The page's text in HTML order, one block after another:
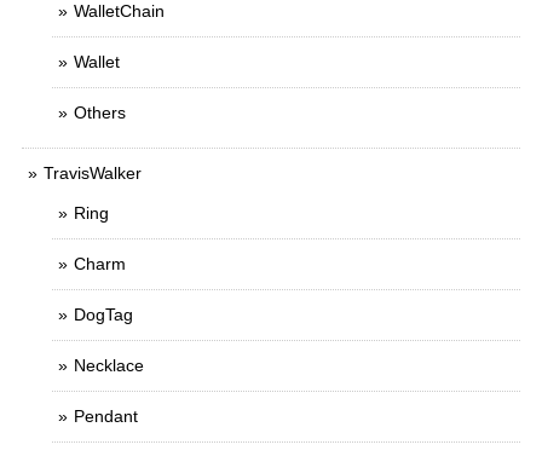
WalletChain
Wallet
Others
TravisWalker
Ring
Charm
DogTag
Necklace
Pendant